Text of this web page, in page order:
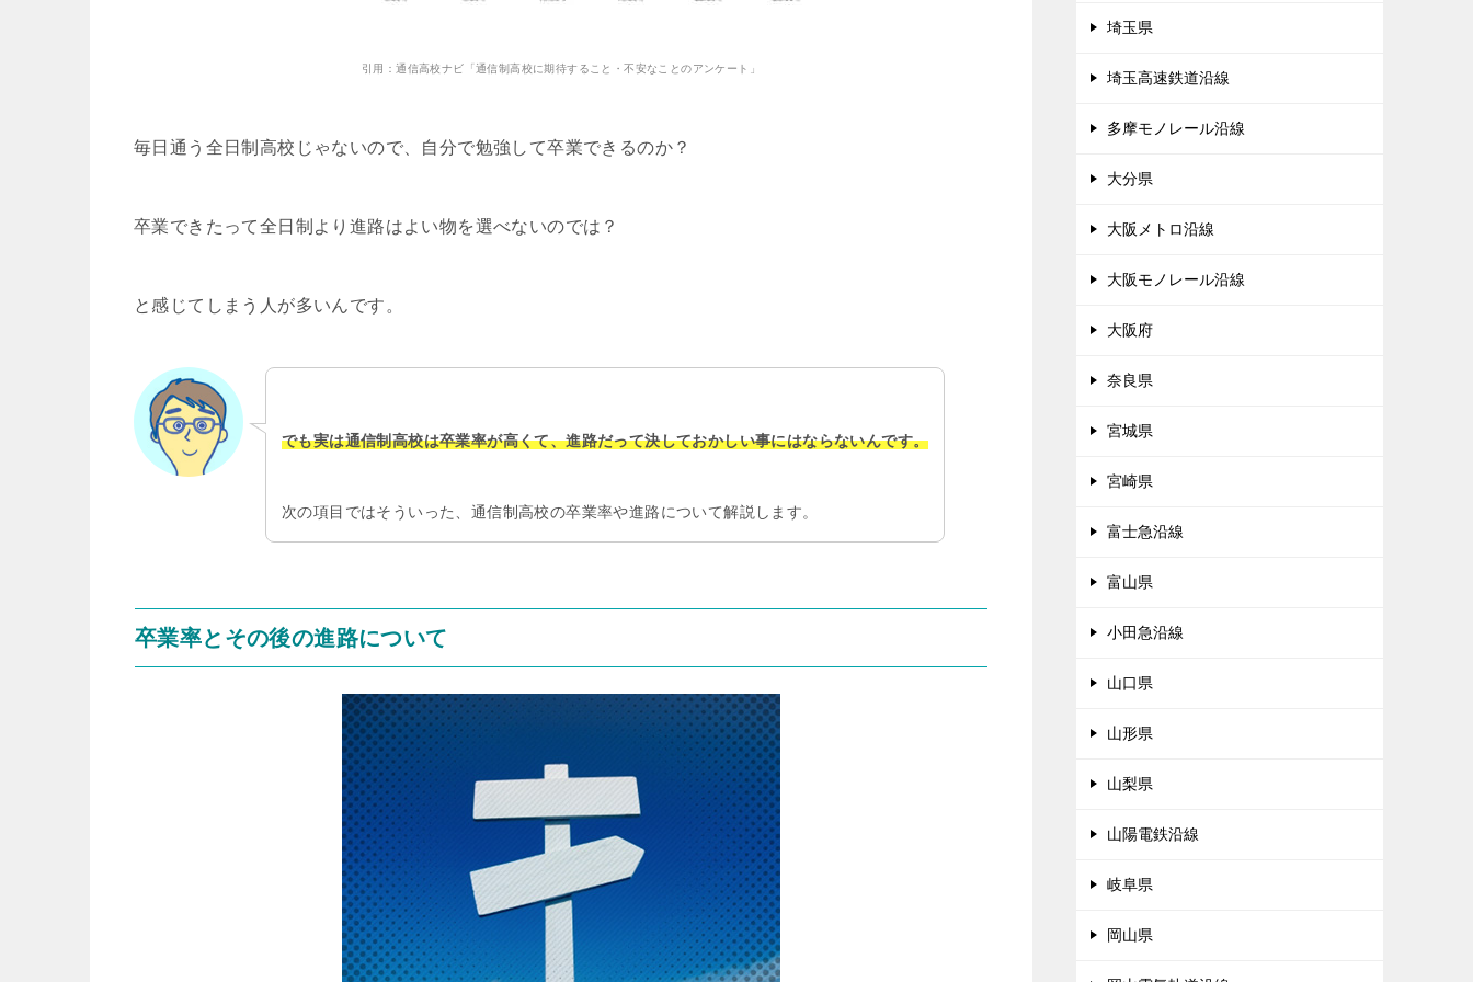
引用：通信高校ナビ「通信制高校に期待すること・不安なことのアンケート」
毎日通う全日制高校じゃないので、自分で勉強して卒業できるのか？
卒業できたって全日制より進路はよい物を選べないのでは？
と感じてしまう人が多いんです。
でも実は通信制高校は卒業率が高くて、進路だって決しておかしい事にはならないんです。
次の項目ではそういった、通信制高校の卒業率や進路について解説します。
卒業率とその後の進路について
埼玉県
埼玉高速鉄道沿線
多摩モノレール沿線
大分県
大阪メトロ沿線
大阪モノレール沿線
大阪府
奈良県
宮城県
宮崎県
富士急沿線
富山県
小田急沿線
山口県
山形県
山梨県
山陽電鉄沿線
岐阜県
岡山県